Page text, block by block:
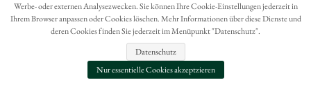
Werbe- oder externen Analysezwecken. Sie können Ihre Cookie-Einstellungen jederzeit in
Ihrem Browser anpassen oder Cookies löschen. Mehr Informationen über diese Dienste und
deren Cookies finden Sie jederzeit im Menüpunkt "Datenschutz".
Datenschutz
Nur essentielle Cookies akzeptzieren